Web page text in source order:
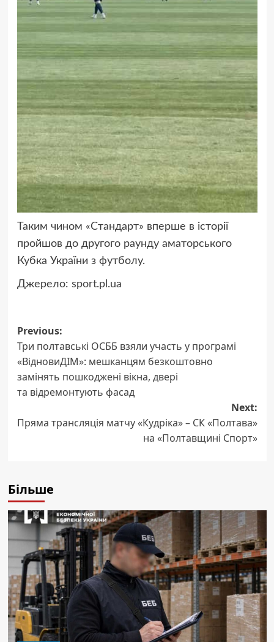
Таким чином «Стандарт» вперше в історії
пройшов до другого раунду аматорського
Кубка України з футболу.
Джерело: sport.pl.ua
Post
navigation
Previous:
Три полтавські ОСББ взяли участь у програмі
«ВідновиДІМ»: мешканцям безкоштовно
замінять пошкоджені вікна, двері
та відремонтують фасад
Next:
Пряма трансляція матчу «Кудріка» – СК «Полтава»
на «Полтавщині Спорт»
Більше